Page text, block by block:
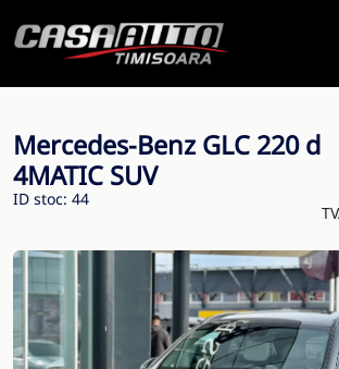
Mercedes-Benz GLC 220 d
4MATIC SUV
ID stoc: 44